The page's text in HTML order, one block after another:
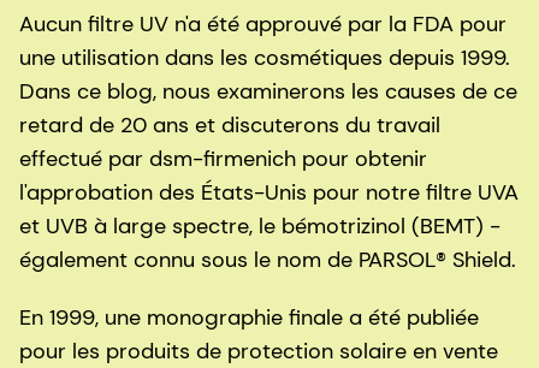
Aucun filtre UV n'a été approuvé par la FDA pour
une utilisation dans les cosmétiques depuis 1999.
Dans ce blog, nous examinerons les causes de ce
retard de 20 ans et discuterons du travail
effectué par dsm-firmenich pour obtenir
l'approbation des États-Unis pour notre filtre UVA
et UVB à large spectre, le bémotrizinol (BEMT) -
également connu sous le nom de PARSOL® Shield.
En 1999, une monographie finale a été publiée
pour les produits de protection solaire en vente